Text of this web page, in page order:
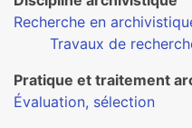
Recherche en
Travaux de
Pratique et traitement
Évaluation, sélection